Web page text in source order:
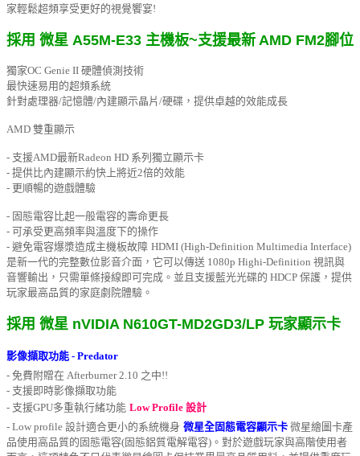
家輕鬆超頻享受更好的視覺饗宴!
採用 微星 A55M-E33 主機板~支援最新 AMD FM2腳位
獨家OC Genie II 硬體偵測技術
最快速易用的超頻系統
針對處理器/記憶體/內建顯示晶片/硬碟，提供卓越的效能成長
AMD 雙重顯示
- 支援AMD最新Radeon HD 系列獨立顯示卡
- 提供比內建顯示約快上將近2倍的效能
- 更順暢的遊戲體驗
- 固態電容比起一般電容的壽命更長
- 可承受更高頻率與溫度下的操作
- 避免電容爆漿造成主機板故障 HDMI (High-Definition Multimedia Interface)
是新一代的完整數位影音介面，它可以傳送 1080p Highi-Definition 視訊與
音響輸出，只需單條接線即可完成。並且支援藍光光碟的 HDCP 保護，提供
玩家最高品質的家庭劇院體驗。
採用 微星 nVIDIA N610GT-MD2GD3/LP 玩家顯示卡
影像擷取功能 - Predator
- 免費附贈在 Afterburner 2.10 之中!!
- 支援即時影像擷取功能
- 支援GPU多重執行緒功能 Low Profile 設計
- Low profile 設計適合更小的系統機身 微星全固態電容顯示卡 微星繪圖卡產
品使用高品質的固態電容(固態鋁質電解電容)。對於遊戲玩家與高階使用者